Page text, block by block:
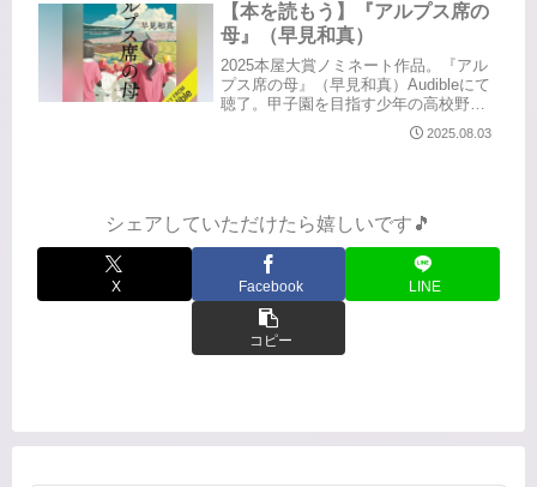
【本を読もう】『アルプス席の
母』（早見和真）
2025本屋大賞ノミネート作品。『アル
プス席の母』（早見和真）Audibleにて
聴了。甲子園を目指す少年の高校野球
小説。と言っても、夫を亡くしシング
ルマザーで息子を育てた母親目線で描
2025.08.03
シェアしていただけたら嬉しいです🎵
X Facebook LINE
コピー